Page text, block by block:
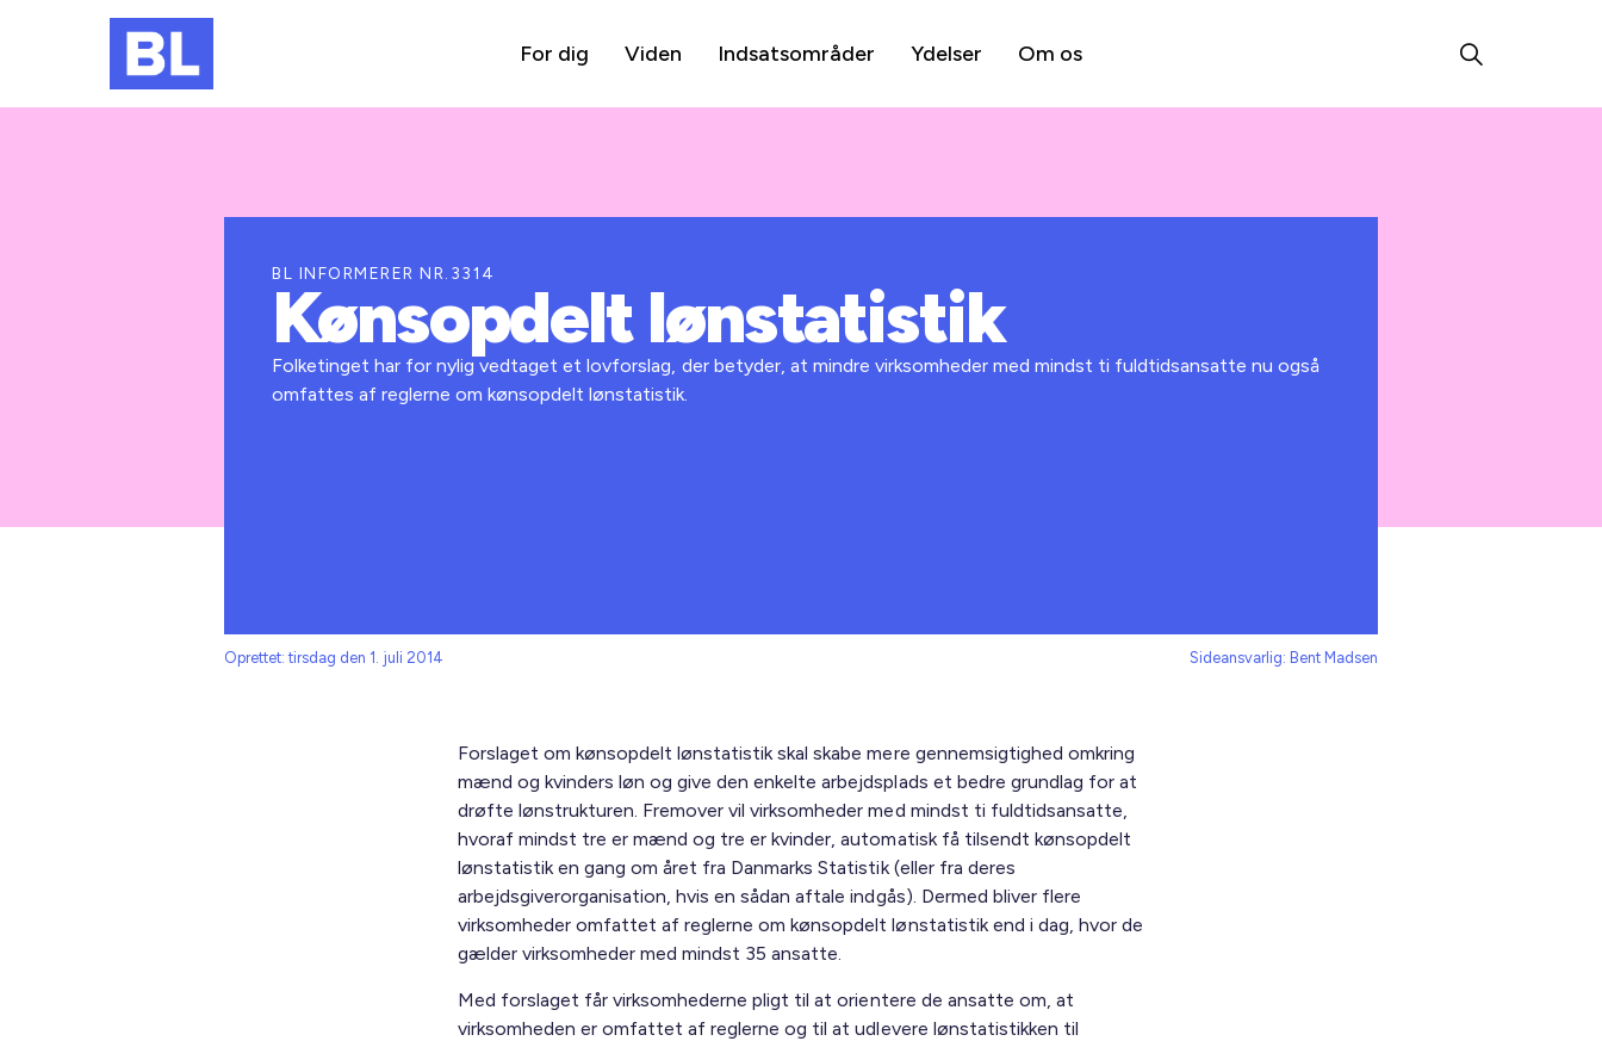
For dig Viden Indsatsområder Ydelser Om os
BL INFORMERER NR.3314
Kønsopdelt lønstatistik
Folketinget har for nylig vedtaget et lovforslag, der betyder, at mindre virksomheder med mindst ti fuldtidsansatte nu også
omfattes af reglerne om kønsopdelt lønstatistik.
Oprettet: tirsdag den 1. juli 2014 Sideansvarlig: Bent Madsen
Forslaget om kønsopdelt lønstatistik skal skabe mere gennemsigtighed omkring
mænd og kvinders løn og give den enkelte arbejdsplads et bedre grundlag for at
drøfte lønstrukturen. Fremover vil virksomheder med mindst ti fuldtidsansatte,
hvoraf mindst tre er mænd og tre er kvinder, automatisk få tilsendt kønsopdelt
lønstatistik en gang om året fra Danmarks Statistik (eller fra deres
arbejdsgiverorganisation, hvis en sådan aftale indgås). Dermed bliver flere
virksomheder omfattet af reglerne om kønsopdelt lønstatistik end i dag, hvor de
gælder virksomheder med mindst 35 ansatte.
Med forslaget får virksomhederne pligt til at orientere de ansatte om, at
virksomheden er omfattet af reglerne og til at udlevere lønstatistikken til